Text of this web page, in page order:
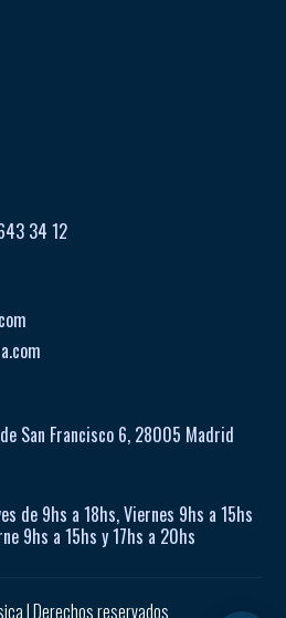
34 12
San Francisco 6, 28005 Madrid
de9hs a 18hs, Viernes 9hs a 15hs
9hs a 15hs y 17hs a 20hs
| Derechos reservados